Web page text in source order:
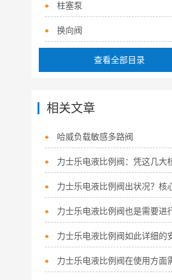
柱塞泵
换向阀
查看全部目录
相关文章
哈威负载敏感多路阀